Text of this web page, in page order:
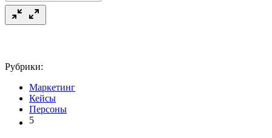
Рубрики:
Маркетинг
Кейсы
Персоны
5